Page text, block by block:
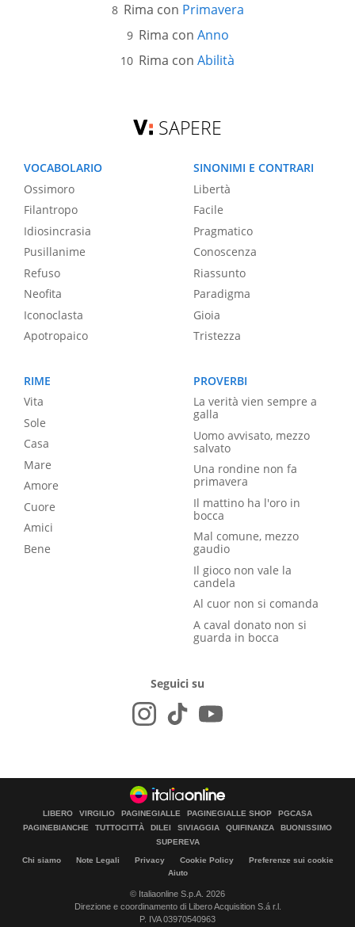
Rima con Primavera
Rima con Anno
Rima con Abilità
SAPERE
VOCABOLARIO
Ossimoro
Filantropo
Idiosincrasia
Pusillanime
Refuso
Neofita
Iconoclasta
Apotropaico
SINONIMI E CONTRARI
Libertà
Facile
Pragmatico
Conoscenza
Riassunto
Paradigma
Gioia
Tristezza
RIME
Vita
Sole
Casa
Mare
Amore
Cuore
Amici
Bene
PROVERBI
La verità vien sempre a
galla
Uomo avvisato, mezzo
salvato
Una rondine non fa
primavera
Il mattino ha l'oro in
bocca
Mal comune, mezzo
gaudio
Il gioco non vale la
candela
Al cuor non si comanda
A caval donato non si
guarda in bocca
Seguici su
LIBERO VIRGILIO PAGINEGIALLE PAGINEGIALLE SHOP
PGCASA
PAGINEBIANCHE
TUTTOCITTÀ DILEI SIVIAGGIA QUIFINANZA
BUONISSIMO
SUPEREVA
Chi siamo Note Legali Privacy Cookie Policy
Preferenze sui cookie
Aiuto
© Italiaonline S.p.A. 2026
Direzione e coordinamento di Libero Acquisition S.á r.l.
P. IVA 03970540963